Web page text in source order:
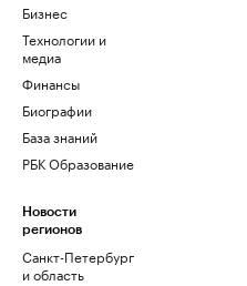
Бизнес
Технологии и
медиа
Финансы
Биографии
База знаний
РБК Образование
Новости
регионов
Санкт-Петербург
и область